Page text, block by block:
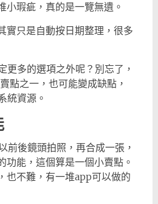
小瑕疵，真的是一覽無遺。
實只是自動按日期整理，很多
更多的選項之外呢？別忘了，
點之一，也可能變成缺點，
統資源。
前後鏡頭拍照，再合成一張，
功能，這個算是一個小賣點。
也不難，有一堆app可以做的